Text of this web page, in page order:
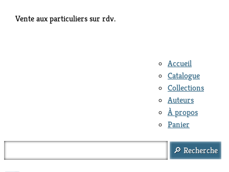
Vente aux particuliers sur rdv.
Accueil
Catalogue
Collections
Auteurs
À propos
Panier